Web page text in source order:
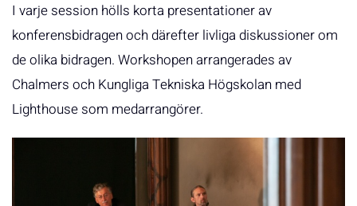
I varje session hölls korta presentationer av
konferensbidragen och därefter livliga diskussioner om
de olika bidragen. Workshopen arrangerades av
Chalmers och Kungliga Tekniska Högskolan med
Lighthouse som medarrangörer.